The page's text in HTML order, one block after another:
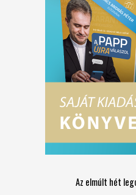
Az elmúlt hét